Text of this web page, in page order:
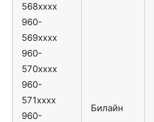
568xxxx
960-
569xxxx
960-
570xxxx
960-
571xxxx
960-
Билайн